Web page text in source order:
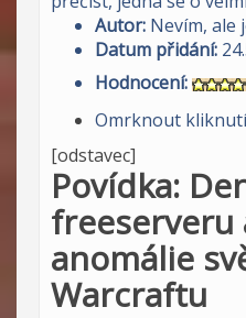
Autor: Nevím, ale
Datum přidání:
Hodnocení:
Omrknout
[odstavec]
Povídka:
freeserveru
anomálie
Warcraftu